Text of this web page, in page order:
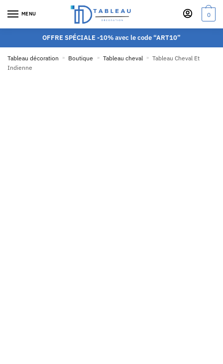
MENU 0
OFFRE SPÉCIALE -10% avec le code “ART10”
Tableau décoration » Boutique » Tableau cheval » Tableau Cheval Et
Indienne